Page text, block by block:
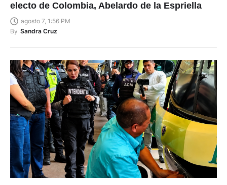
electo de Colombia, Abelardo de la Espriella
agosto 7, 1:56 PM
By Sandra Cruz